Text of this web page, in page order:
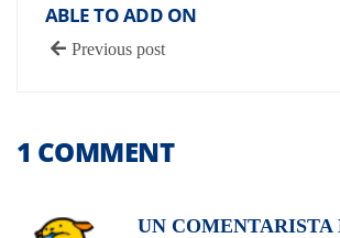
ABLE TO ADD ON
Previous post
1 COMMENT
UN COMENTARISTA